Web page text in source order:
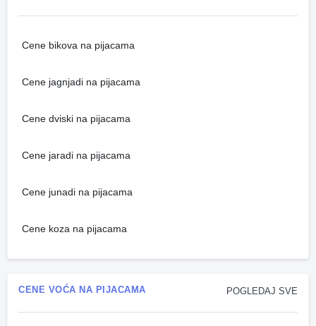
Cene bikova na pijacama
Cene jagnjadi na pijacama
Cene dviski na pijacama
Cene jaradi na pijacama
Cene junadi na pijacama
Cene koza na pijacama
POGLEDAJ SVE
CENE VOĆA NA PIJACAMA